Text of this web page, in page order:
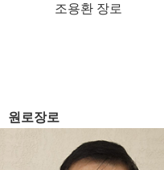
조용환 장로
원로장로